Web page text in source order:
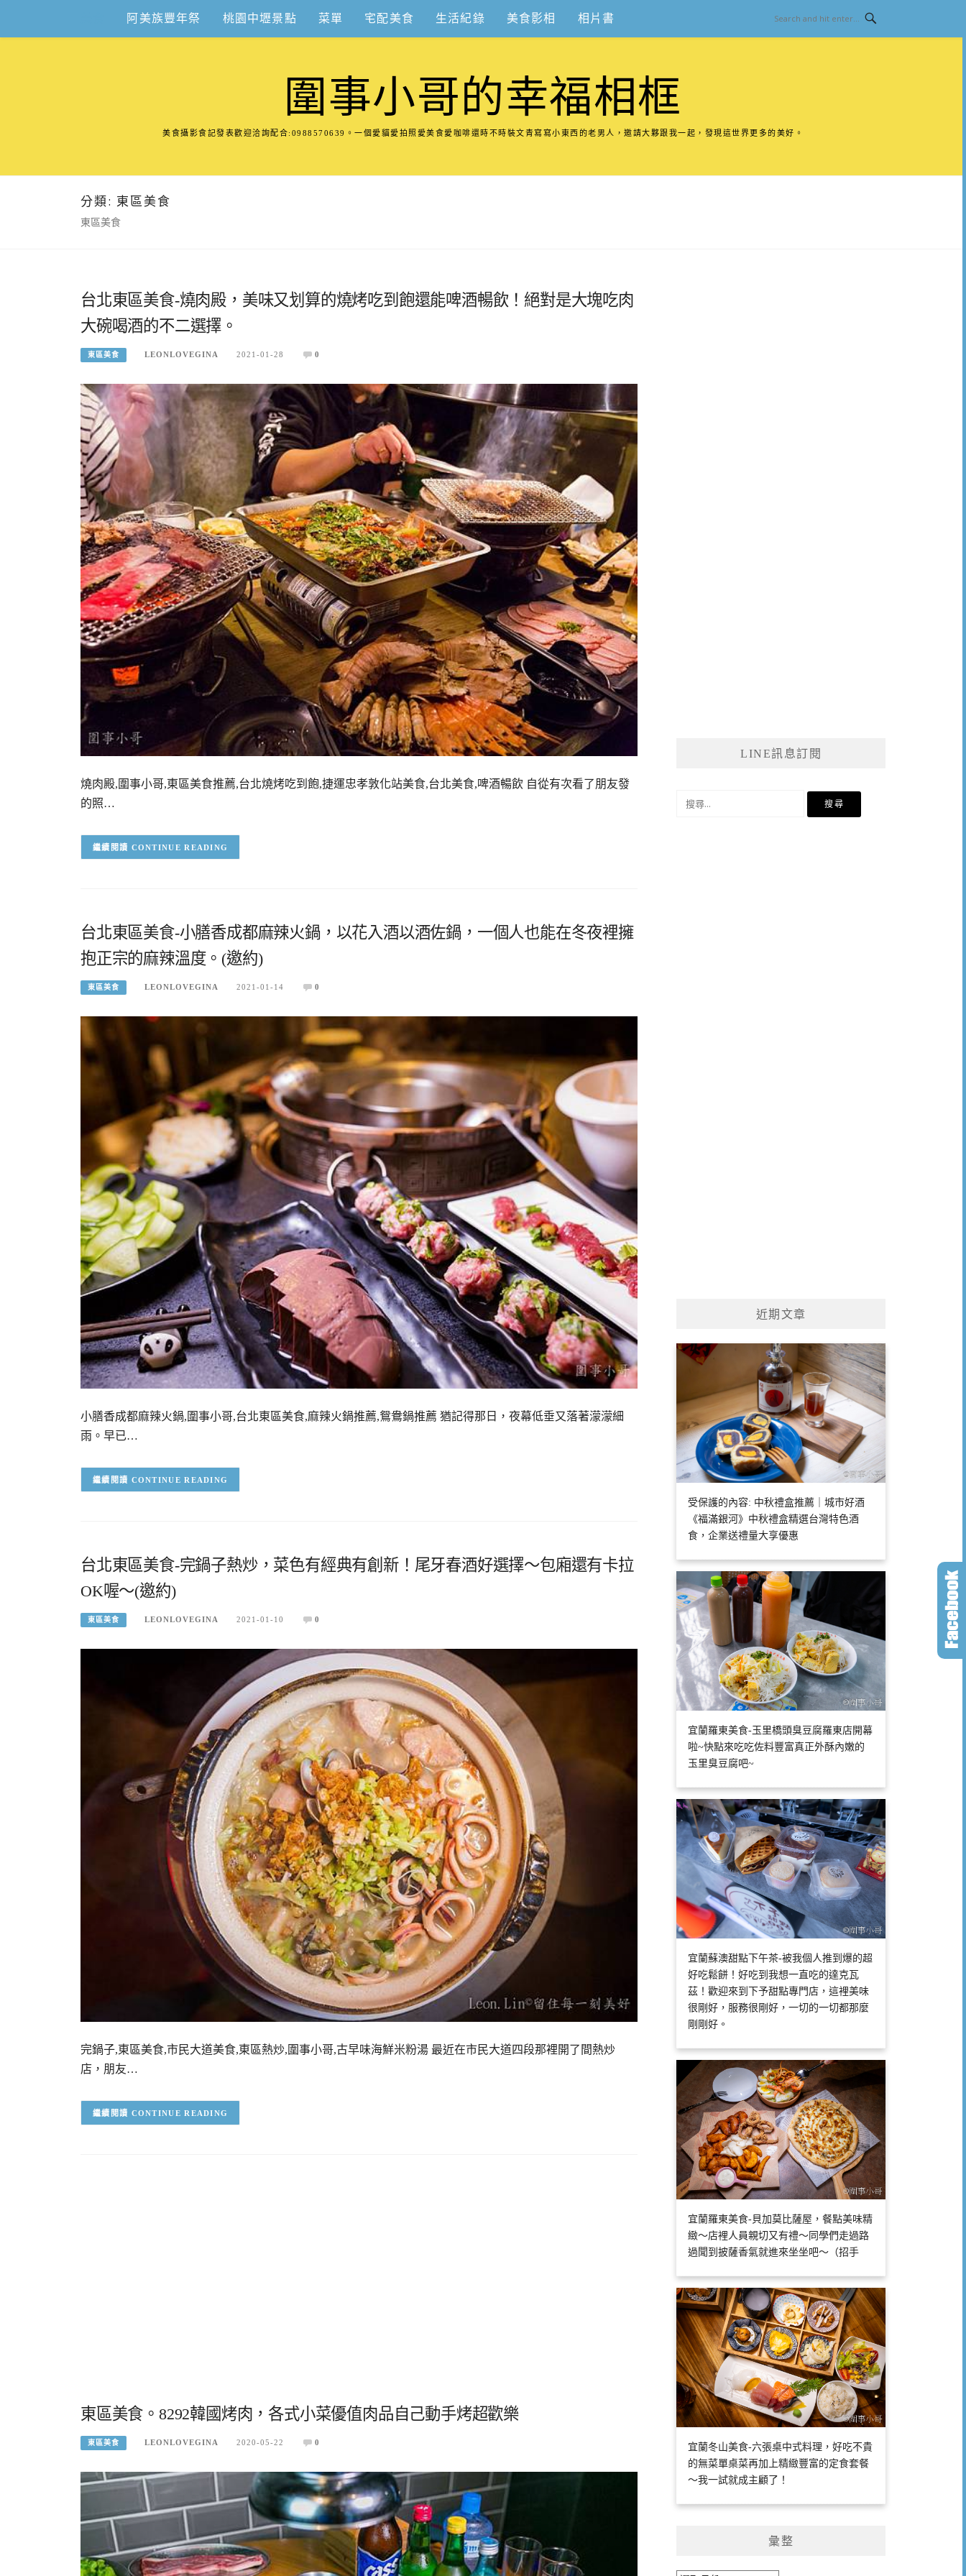
content
阿美族豐年祭 桃園中壢景點 菜單 宅配美食 生活紀錄 美食影相 相片書
圍事小哥的幸福相框
美食攝影食記發表歡迎洽詢配合:0988570639。一個愛貓愛拍照愛美食愛咖啡還時不時裝文青寫寫小東西的老男人，邀請大夥跟我一起，發現這世界更多的美好。
分類: 東區美食
東區美食
台北東區美食-燒肉殿，美味又划算的燒烤吃到飽還能啤酒暢飲！絕對是大塊吃肉
大碗喝酒的不二選擇。
東區美食 LEONLOVEGINA 2021-01-28 0
燒肉殿,圍事小哥,東區美食推薦,台北燒烤吃到飽,捷運忠孝敦化站美食,台北美食,啤酒暢飲 自從有次看了朋友發
的照…
CONTINUE READING
台北東區美食-小膳香成都麻辣火鍋，以花入酒以酒佐鍋，一個人也能在冬夜裡擁
抱正宗的麻辣溫度。(邀約)
東區美食 LEONLOVEGINA 2021-01-14 0
小膳香成都麻辣火鍋,圍事小哥,台北東區美食,麻辣火鍋推薦,鴛鴦鍋推薦 猶記得那日，夜幕低垂又落著濛濛細
雨。早已…
CONTINUE READING
台北東區美食-完鍋子熱炒，菜色有經典有創新！尾牙春酒好選擇～包廂還有卡拉
OK喔～(邀約)
東區美食 LEONLOVEGINA 2021-01-10 0
完鍋子,東區美食,市民大道美食,東區熱炒,圍事小哥,古早味海鮮米粉湯 最近在市民大道四段那裡開了間熱炒
店，朋友…
CONTINUE READING
東區美食。8292韓國烤肉，各式小菜優值肉品自己動手烤超歡樂
東區美食 LEONLOVEGINA 2020-05-22 0
LINE訊息訂閱
近期文章
受保護的內容: 中秋禮盒推薦｜城市好酒
《福滿銀河》中秋禮盒精選台灣特色酒
食，企業送禮量大享優惠
宜蘭羅東美食-玉里橋頭臭豆腐羅東店開幕
啦~快點來吃吃佐料豐富真正外酥內嫩的
玉里臭豆腐吧~
宜蘭蘇澳甜點下午茶-被我個人推到爆的超
好吃鬆餅！好吃到我想一直吃的達克瓦
茲！歡迎來到下予甜點專門店，這裡美味
很剛好，服務很剛好，一切的一切都那麼
剛剛好。
宜蘭羅東美食-貝加莫比薩屋，餐點美味精
緻～店裡人員親切又有禮～同學們走過路
過聞到披薩香氣就進來坐坐吧～（招手
宜蘭冬山美食-六張桌中式料理，好吃不貴
的無菜單桌菜再加上精緻豐富的定食套餐
～我一試就成主顧了！
彙整